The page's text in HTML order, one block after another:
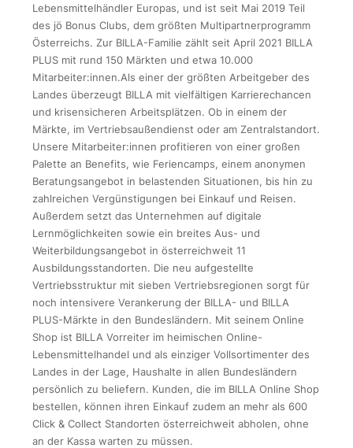
Lebensmittelhändler Europas, und ist seit Mai 2019 Teil
des jö Bonus Clubs, dem größten Multipartnerprogramm
Österreichs. Zur BILLA-Familie zählt seit April 2021 BILLA
PLUS mit rund 150 Märkten und etwa 10.000
Mitarbeiter:innen.Als einer der größten Arbeitgeber des
Landes überzeugt BILLA mit vielfältigen Karrierechancen
und krisensicheren Arbeitsplätzen. Ob in einem der
Märkte, im Vertriebsaußendienst oder am Zentralstandort.
Unsere Mitarbeiter:innen profitieren von einer großen
Palette an Benefits, wie Feriencamps, einem anonymen
Beratungsangebot in belastenden Situationen, bis hin zu
zahlreichen Vergünstigungen bei Einkauf und Reisen.
Außerdem setzt das Unternehmen auf digitale
Lernmöglichkeiten sowie ein breites Aus- und
Weiterbildungsangebot in österreichweit 11
Ausbildungsstandorten. Die neu aufgestellte
Vertriebsstruktur mit sieben Vertriebsregionen sorgt für
noch intensivere Verankerung der BILLA- und BILLA
PLUS-Märkte in den Bundesländern. Mit seinem Online
Shop ist BILLA Vorreiter im heimischen Online-
Lebensmittelhandel und als einziger Vollsortimenter des
Landes in der Lage, Haushalte in allen Bundesländern
persönlich zu beliefern. Kunden, die im BILLA Online Shop
bestellen, können ihren Einkauf zudem an mehr als 600
Click & Collect Standorten österreichweit abholen, ohne
an der Kassa warten zu müssen.